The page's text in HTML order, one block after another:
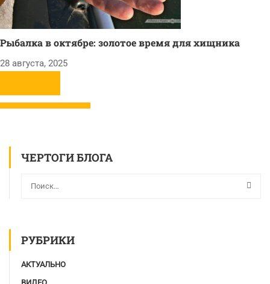
Рыбалка в октябре: золотое время для хищника
28 августа, 2025
ЧЕРТОГИ БЛОГА
РУБРИКИ
АКТУАЛЬНО
ВИДЕО